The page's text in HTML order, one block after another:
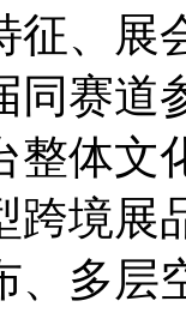
征、展
同赛道
整体文
跨境展
、多层